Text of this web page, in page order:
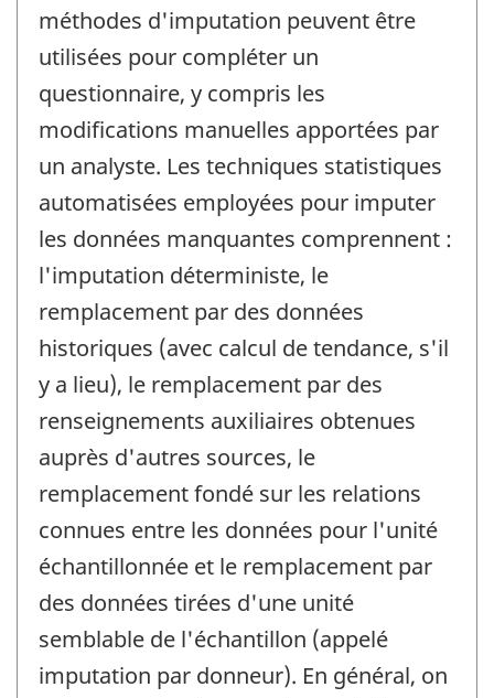
méthodes d'imputation peuvent être
utilisées pour compléter un
questionnaire, y compris les
modifications manuelles apportées par
un analyste. Les techniques statistiques
automatisées employées pour imputer
les données manquantes comprennent :
l'imputation déterministe, le
remplacement par des données
historiques (avec calcul de tendance, s'il
y a lieu), le remplacement par des
renseignements auxiliaires obtenues
auprès d'autres sources, le
remplacement fondé sur les relations
connues entre les données pour l'unité
échantillonnée et le remplacement par
des données tirées d'une unité
semblable de l'échantillon (appelé
imputation par donneur). En général, on